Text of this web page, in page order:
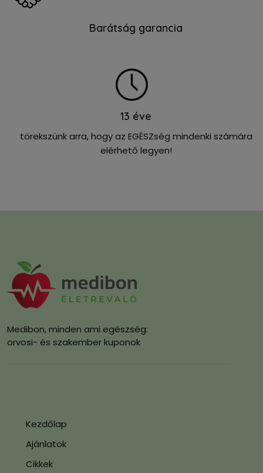
Barátság garancia
13 éve
törekszünk arra, hogy az EGÉSZség mindenki számára
elérhető legyen!
Medibon, minden ami egészség:
orvosi- és szakember kuponok
Kezdőlap
Ajánlatok
Cikkek